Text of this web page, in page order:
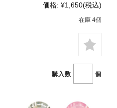
価格: ¥1,650(税込)
在庫 4個
購入数 個